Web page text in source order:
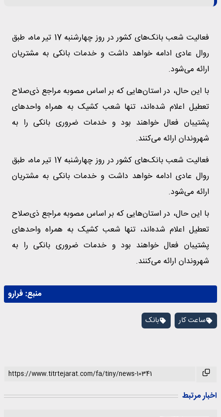
فعالیت شعب بانک‌های کشور در روز چهارشنبه 17 تیر ماه، طبق
روال عادی ادامه خواهد داشت و خدمات بانکی به مشتریان
ارائه می‌شود.
با این حال، در استان‌هایی که بر اساس مصوبه مراجع ذی‌صلاح
تعطیل اعلام شده‌اند، تنها شعب کشیک به همراه واحدهای
پشتیبان فعال خواهند بود و خدمات ضروری بانکی را به
شهروندان ارائه می‌کنند.
فعالیت شعب بانک‌های کشور در روز چهارشنبه 17 تیر ماه، طبق
روال عادی ادامه خواهد داشت و خدمات بانکی به مشتریان
ارائه می‌شود.
با این حال، در استان‌هایی که بر اساس مصوبه مراجع ذی‌صلاح
تعطیل اعلام شده‌اند، تنها شعب کشیک به همراه واحدهای
پشتیبان فعال خواهند بود و خدمات ضروری بانکی را به
شهروندان ارائه می‌کنند.
منبع: فرارو
ساعت کار بانک
اخبار مرتبط